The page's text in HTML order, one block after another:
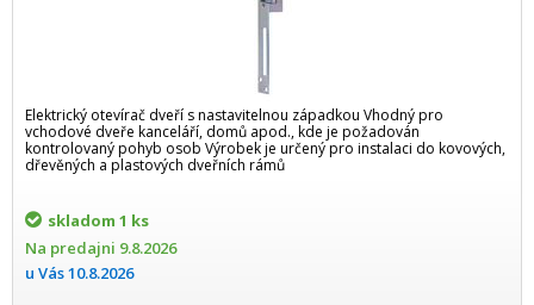
Elektrický otevírač dveří s nastavitelnou západkou Vhodný pro
vchodové dveře kanceláří, domů apod., kde je požadován
kontrolovaný pohyb osob Výrobek je určený pro instalaci do kovových,
dřevěných a plastových dveřních rámů
skladom 1 ks
Na predajni 9.8.2026
u Vás10.8.2026